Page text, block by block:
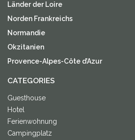
Länder der Loire
Norden Frankreichs
Normandie
Okzitanien
Provence-Alpes-Côte d’Azur
CATEGORIES
Guesthouse
Hotel
Ferienwohnung
Campingplatz